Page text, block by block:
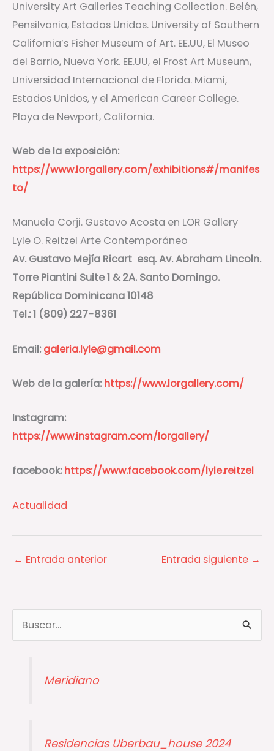
University Art Galleries Teaching Collection. Belén,
Pensilvania, Estados Unidos. University of Southern
California’s Fisher Museum of Art. EE.UU, El Museo
del Barrio, Nueva York. EE.UU, el Frost Art Museum,
Universidad Internacional de Florida. Miami,
Estados Unidos, y el American Career College.
Playa de Newport, California.
Web de la exposición:
https://www.lorgallery.com/exhibitions#/manifes
to/
Manuela Corji. Gustavo Acosta en LOR Gallery
Lyle O. Reitzel Arte Contemporáneo
Av. Gustavo Mejía Ricart esq. Av. Abraham Lincoln.
Torre Piantini Suite 1 & 2A. Santo Domingo.
República Dominicana 10148
Tel.: 1 (809) 227-8361
Email: galeria.lyle@gmail.com
Web de la galería: https://www.lorgallery.com/
Instagram:
https://www.instagram.com/lorgallery/
facebook: https://www.facebook.com/lyle.reitzel
Actualidad
← Entrada anterior Entrada siguiente →
u
Meridiano
Residencias Uberbau_house 2024